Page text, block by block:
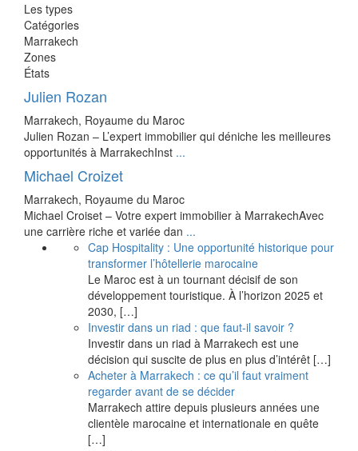
Les types
Catégories
Marrakech
Zones
États
Julien Rozan
Marrakech, Royaume du Maroc
Julien Rozan – L’expert immobilier qui déniche les meilleures
opportunités à MarrakechInst ...
Michael Croizet
Marrakech, Royaume du Maroc
Michael Croiset – Votre expert immobilier à MarrakechAvec
une carrière riche et variée dan ...
Cap Hospitality : Une opportunité historique pour
transformer l’hôtellerie marocaine
Le Maroc est à un tournant décisif de son
développement touristique. À l’horizon 2025 et
2030, […]
Investir dans un riad : que faut-il savoir ?
Investir dans un riad à Marrakech est une
décision qui suscite de plus en plus d’intérêt […]
Acheter à Marrakech : ce qu’il faut vraiment
regarder avant de se décider
Marrakech attire depuis plusieurs années une
clientèle marocaine et internationale en quête
[…]